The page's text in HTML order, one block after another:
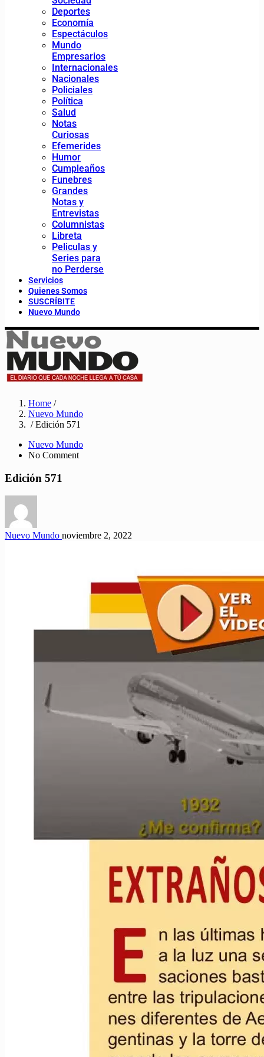
Deportes
Economía
Espectáculos
Mundo
Empresarios
Internacionales
Nacionales
Policiales
Política
Salud
Notas
Curiosas
Efemerides
Humor
Cumpleaños
Funebres
Grandes
Notas y
Entrevistas
Columnistas
Libreta
Peliculas y
Series para
no Perderse
Servicios
Quienes Somos
SUSCRÍBITE
Nuevo Mundo
Home /
Nuevo Mundo
/ Edición 571
Nuevo Mundo
No Comment
Edición 571
Nuevo Mundo noviembre 2, 2022